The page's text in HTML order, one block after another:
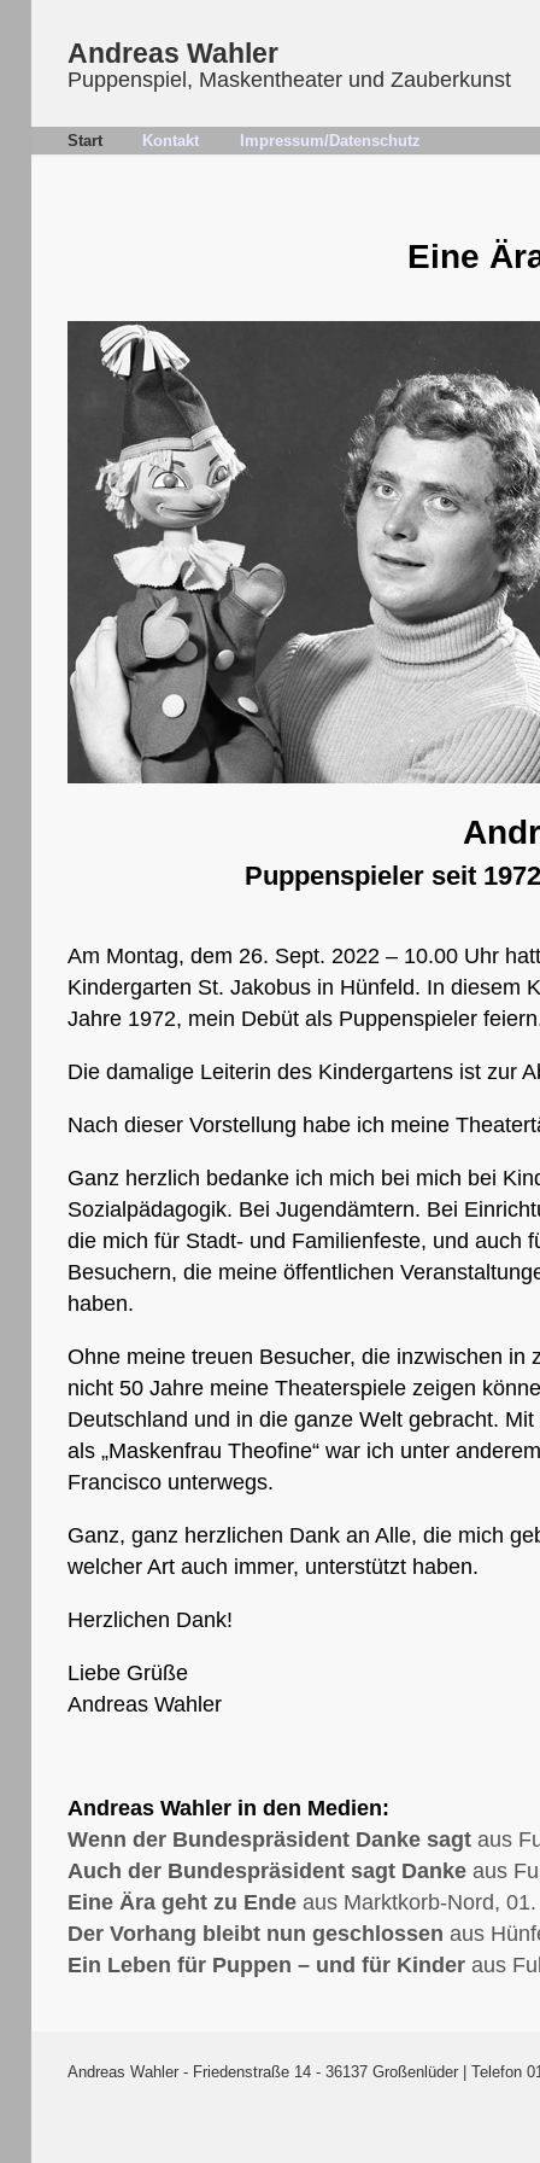
Andreas Wahler
Puppenspiel, Maskentheater und Zauberkunst
Start Kontakt Impressum/Datenschutz
Eine
Puppenspieler seit
Am Montag, dem 26. Sept. 2022 – 10.00 Uhr
Kindergarten St. Jakobus in Hünfeld. In diesem
Jahre 1972, mein Debüt als Puppenspieler
Die damalige Leiterin des Kindergartens ist zur
Nach dieser Vorstellung habe ich meine
Ganz herzlich bedanke ich mich bei mich bei
Sozialpädagogik. Bei Jugendämtern. Bei
die mich für Stadt- und Familienfeste, und auch
Besuchern, die meine öffentlichen
haben.
Ohne meine treuen Besucher, die inzwischen
nicht 50 Jahre meine Theaterspiele zeigen
Deutschland und in die ganze Welt gebracht.
als „Maskenfrau Theofine“ war ich unter
Francisco unterwegs.
Ganz, ganz herzlichen Dank an Alle, die mich
welcher Art auch immer, unterstützt haben.
Herzlichen Dank!
Liebe Grüße
Andreas Wahler
Andreas Wahler in den Medien:
Wenn der Bundespräsident Danke sagt aus
Auch der Bundespräsident sagt Danke aus
Eine Ära geht zu Ende aus Marktkorb-Nord,
Der Vorhang bleibt nun geschlossen aus
Ein Leben für Puppen – und für Kinder aus
Andreas Wahler - Friedenstraße 14 - 36137 Großenlüder | Telefon